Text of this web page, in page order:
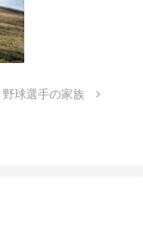
野球選手の家族